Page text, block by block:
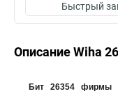
Быстрый
Описание Wiha
Бит 26354 фирмы